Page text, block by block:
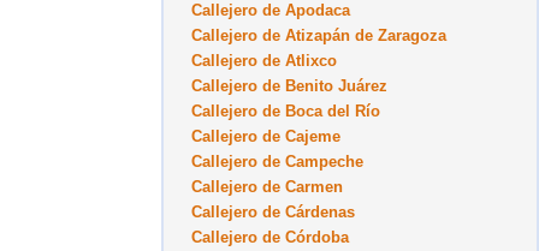
Callejero de Apodaca
Callejero de Atizapán de Zaragoza
Callejero de Atlixco
Callejero de Benito Juárez
Callejero de Boca del Río
Callejero de Cajeme
Callejero de Campeche
Callejero de Carmen
Callejero de Cárdenas
Callejero de Córdoba